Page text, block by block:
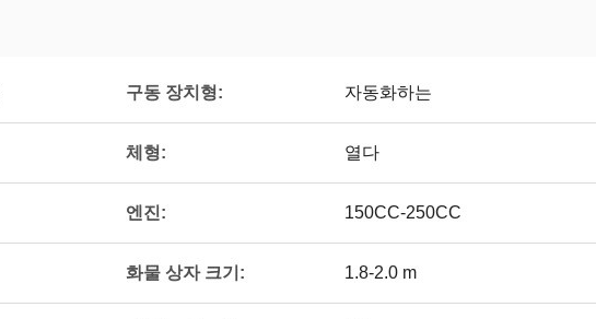
구동 장치형: 자동화하는
체형: 열다
엔진: 150CC-250CC
화물 상자 크기: 1.8-2.0 m